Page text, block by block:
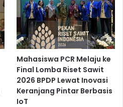
Mahasiswa PCR Melaju ke
Final Lomba Riset Sawit
2026 BPDP Lewat Inovasi
Keranjang Pintar Berbasis
IoT